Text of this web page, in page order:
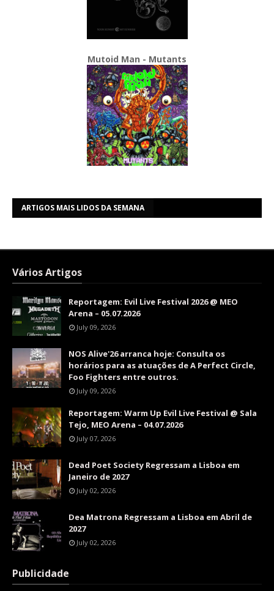
Mutoid Man - Mutants
ARTIGOS MAIS LIDOS DA SEMANA
Vários Artigos
Reportagem: Evil Live Festival 2026 @ MEO
Arena – 05.07.2026
July 09, 2026
NOS Alive'26 arranca hoje: Consulta os
horários para as atuações de A Perfect Circle,
Foo Fighters entre outros.
July 09, 2026
Reportagem: Warm Up Evil Live Festival @ Sala
Tejo, MEO Arena – 04.07.2026
July 07, 2026
Dead Poet Society Regressam a Lisboa em
Janeiro de 2027
July 02, 2026
Dea Matrona Regressam a Lisboa em Abril de
2027
July 02, 2026
Publicidade